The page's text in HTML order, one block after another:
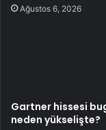
Ağustos 6, 2026
Gartner hissesi
neden yükselişte?